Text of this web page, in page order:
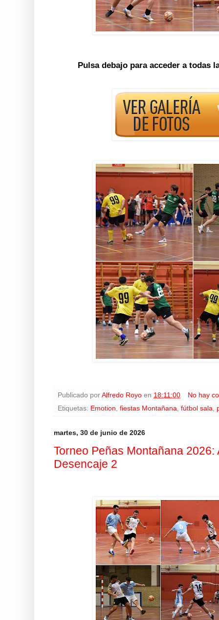
Pulsa debajo para acceder a todas
Publicado por Alfredo Royo en 18:11:00
No hay
Etiquetas: Emotion fiestas Montañana fútbol sala
martes, 30 de junio de 2026
Torneo Peñas Montañana 2026:
Desencaje 2